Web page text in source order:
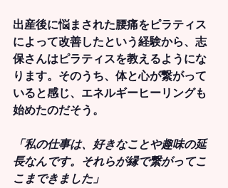
出産後に悩まされた腰痛をピラティス
によって改善したという経験から、志
保さんはピラティスを教えるようにな
ります。そのうち、体と心が繋がって
いると感じ、エネルギーヒーリングも
始めたのだそう。
「私の仕事は、好きなことや趣味の延
長なんです。それらが縁で繋がってこ
こまできました」